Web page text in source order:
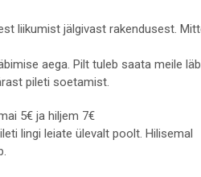
liikumist jälgivast rakendusest.
aega. Pilt tuleb saata meile
pileti soetamist.
5€ ja hiljem 7€
lingi leiate ülevalt poolt. Hilisemal